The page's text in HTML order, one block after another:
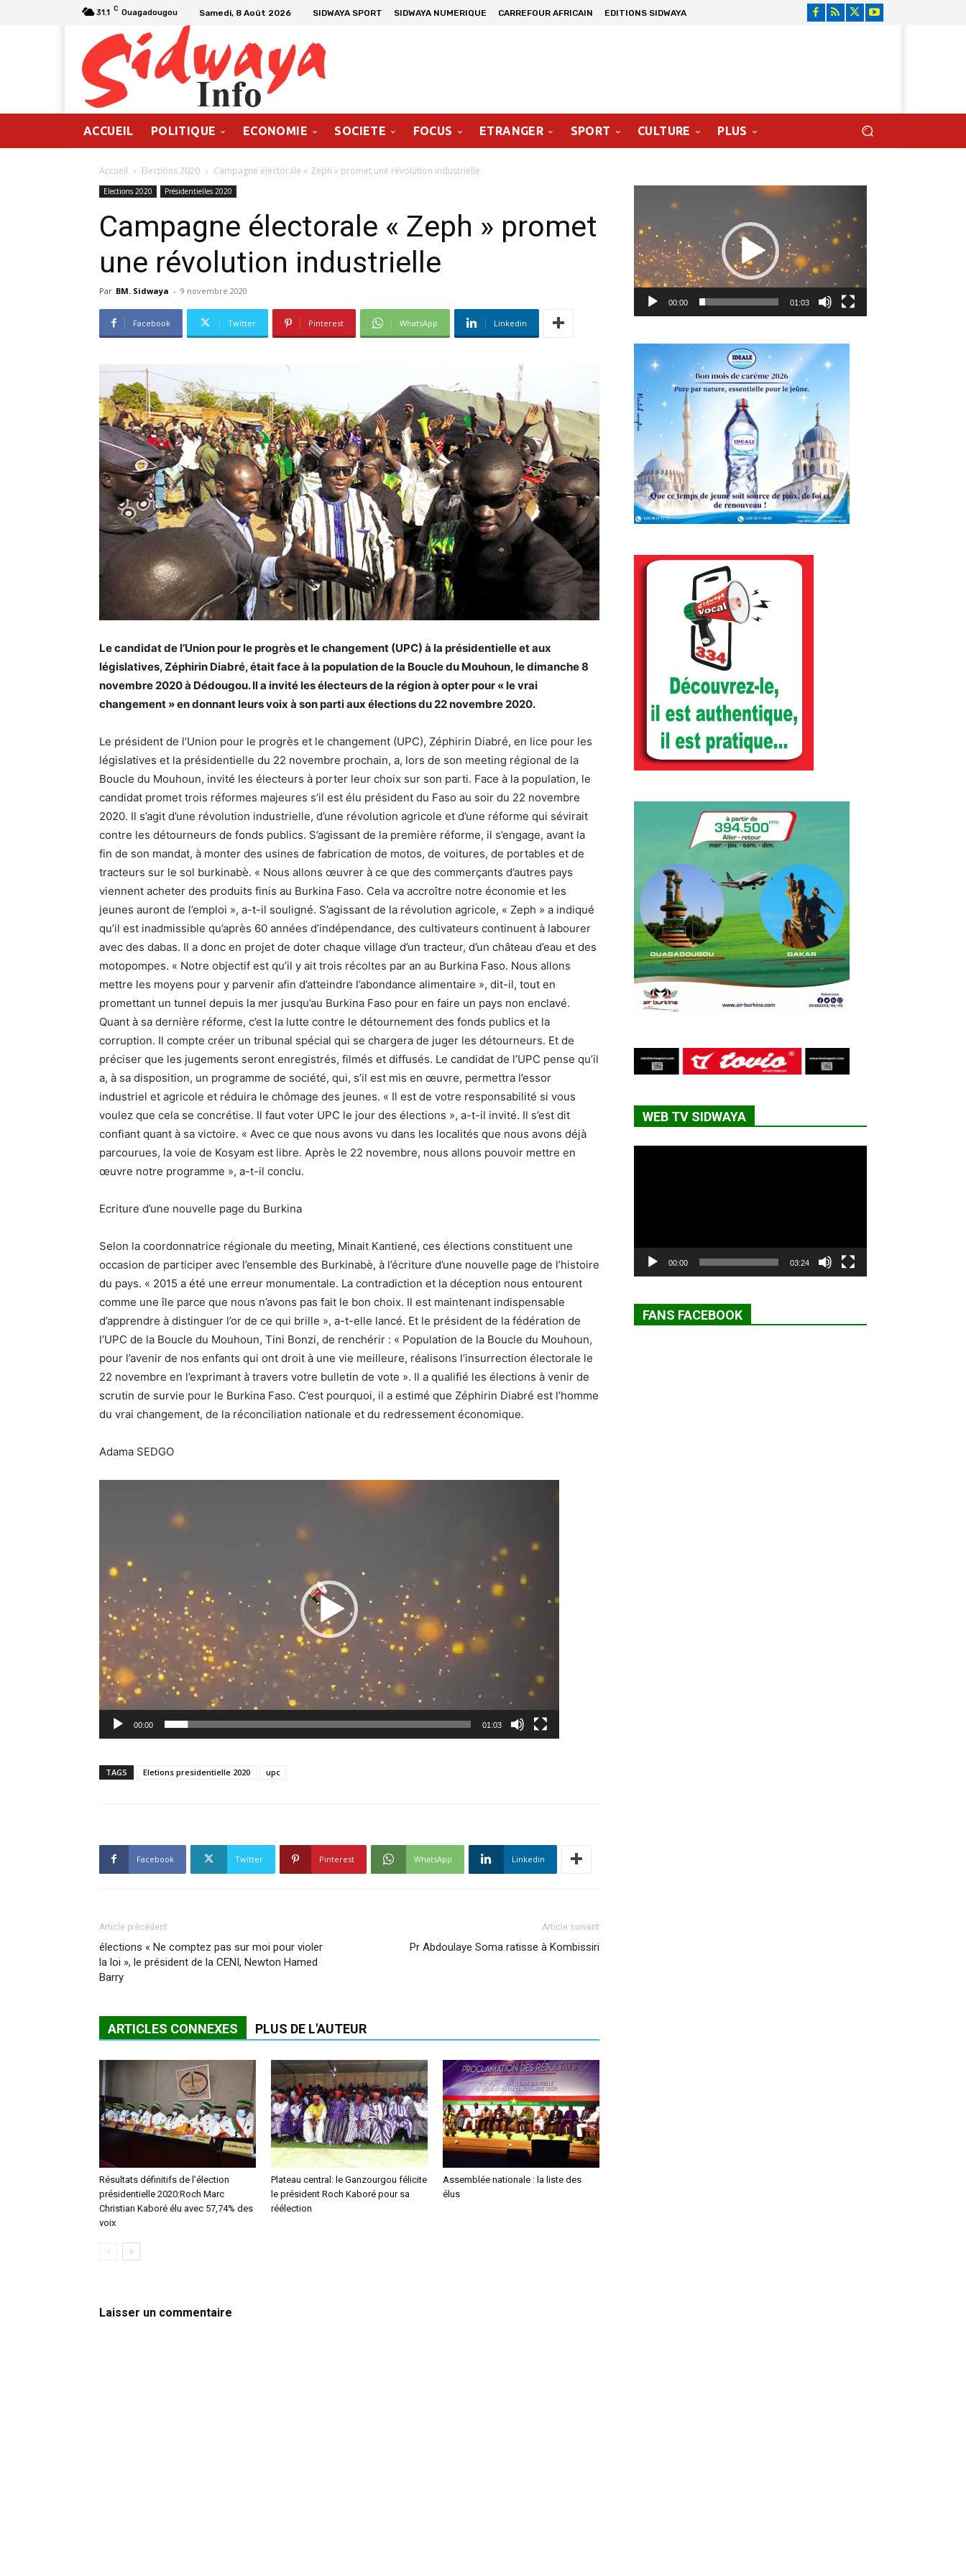
31.1 C Ouagadougou Samedi, 8 Août 2026 SIDWAYA SPORT SIDWAYA NUMERIQUE CARREFOUR AFRICAIN EDITIONS SIDWAYA
ACCUEIL POLITIQUE ECONOMIE SOCIETE FOCUS ETRANGER SPORT CULTURE PLUS
Accueil Elections 2020 Campagne électorale « Zeph » promet une révolution industrielle
Elections 2020 Présidentielles 2020
Campagne électorale « Zeph » promet
une révolution industrielle
Par BM. Sidwaya - 9 novembre 2020
Facebook Twitter Pinterest WhatsApp Linkedin
Le candidat de l’Union pour le progrès et le changement (UPC) à la présidentielle et aux
législatives, Zéphirin Diabré, était face à la population de la Boucle du Mouhoun, le dimanche 8
novembre 2020 à Dédougou. Il a invité les électeurs de la région à opter pour « le vrai
changement » en donnant leurs voix à son parti aux élections du 22 novembre 2020.
Le président de l’Union pour le progrès et le changement (UPC), Zéphirin Diabré, en lice pour les
législatives et la présidentielle du 22 novembre prochain, a, lors de son meeting régional de la
Boucle du Mouhoun, invité les électeurs à porter leur choix sur son parti. Face à la population, le
candidat promet trois réformes majeures s’il est élu président du Faso au soir du 22 novembre
2020. Il s’agit d’une révolution industrielle, d’une révolution agricole et d’une réforme qui sévirait
contre les détourneurs de fonds publics. S’agissant de la première réforme, il s’engage, avant la
fin de son mandat, à monter des usines de fabrication de motos, de voitures, de portables et de
tracteurs sur le sol burkinabè. « Nous allons œuvrer à ce que des commerçants d’autres pays
viennent acheter des produits finis au Burkina Faso. Cela va accroître notre économie et les
jeunes auront de l’emploi », a-t-il souligné. S’agissant de la révolution agricole, « Zeph » a indiqué
qu’il est inadmissible qu’après 60 années d’indépendance, des cultivateurs continuent à labourer
avec des dabas. Il a donc en projet de doter chaque village d’un tracteur, d’un château d’eau et des
motopompes. « Notre objectif est qu’il y ait trois récoltes par an au Burkina Faso. Nous allons
mettre les moyens pour y parvenir afin d’atteindre l’abondance alimentaire », dit-il, tout en
promettant un tunnel depuis la mer jusqu’au Burkina Faso pour en faire un pays non enclavé.
Quant à sa dernière réforme, c’est la lutte contre le détournement des fonds publics et la
corruption. Il compte créer un tribunal spécial qui se chargera de juger les détourneurs. Et de
préciser que les jugements seront enregistrés, filmés et diffusés. Le candidat de l’UPC pense qu’il
a, à sa disposition, un programme de société, qui, s’il est mis en œuvre, permettra l’essor
industriel et agricole et réduira le chômage des jeunes. « Il est de votre responsabilité si vous
voulez que cela se concrétise. Il faut voter UPC le jour des élections », a-t-il invité. Il s’est dit
confiant quant à sa victoire. « Avec ce que nous avons vu dans les localités que nous avons déjà
parcourues, la voie de Kosyam est libre. Après le 22 novembre, nous allons pouvoir mettre en
œuvre notre programme », a-t-il conclu.
Ecriture d’une nouvelle page du Burkina
Selon la coordonnatrice régionale du meeting, Minait Kantiené, ces élections constituent une
occasion de participer avec l’ensemble des Burkinabè, à l’écriture d’une nouvelle page de l’histoire
du pays. « 2015 a été une erreur monumentale. La contradiction et la déception nous entourent
comme une île parce que nous n’avons pas fait le bon choix. Il est maintenant indispensable
d’apprendre à distinguer l’or de ce qui brille », a-t-elle lancé. Et le président de la fédération de
l’UPC de la Boucle du Mouhoun, Tini Bonzi, de renchérir : « Population de la Boucle du Mouhoun,
pour l’avenir de nos enfants qui ont droit à une vie meilleure, réalisons l’insurrection électorale le
22 novembre en l’exprimant à travers votre bulletin de vote ». Il a qualifié les élections à venir de
scrutin de survie pour le Burkina Faso. C’est pourquoi, il a estimé que Zéphirin Diabré est l’homme
du vrai changement, de la réconciliation nationale et du redressement économique.
Adama SEDGO
Lecteur
00:00 01:03
TAGS Eletions presidentielle 2020 upc
Facebook Twitter Pinterest WhatsApp Linkedin
Article précédent
élections « Ne comptez pas sur moi pour violer
la loi », le président de la CENI, Newton Hamed
Barry
Article suivant
Pr Abdoulaye Soma ratisse à Kombissiri
ARTICLES CONNEXES PLUS DE L'AUTEUR
Résultats définitifs de l’élection
présidentielle 2020:Roch Marc
Christian Kaboré élu avec 57,74% des
voix
Plateau central: le Ganzourgou félicite
le président Roch Kaboré pour sa
réélection
Assemblée nationale : la liste des
élus
Laisser un commentaire
00:00 01:03
WEB TV SIDWAYA
00:00 03:24
FANS FACEBOOK